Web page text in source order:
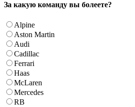
За какую команду вы болеете?
Alpine
Aston Martin
Audi
Cadillac
Ferrari
Haas
McLaren
Mercedes
RB